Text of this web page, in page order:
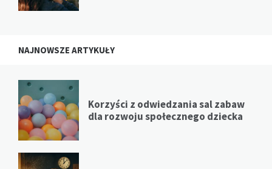
NAJNOWSZE ARTYKUŁY
Korzyści z odwiedzania sal zabaw
dla rozwoju społecznego dziecka